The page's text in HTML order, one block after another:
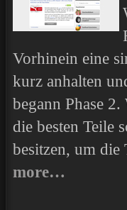
Vorhinein eine
kurz anhalten
begann Phase
die besten Teile
besitzen, um
more…